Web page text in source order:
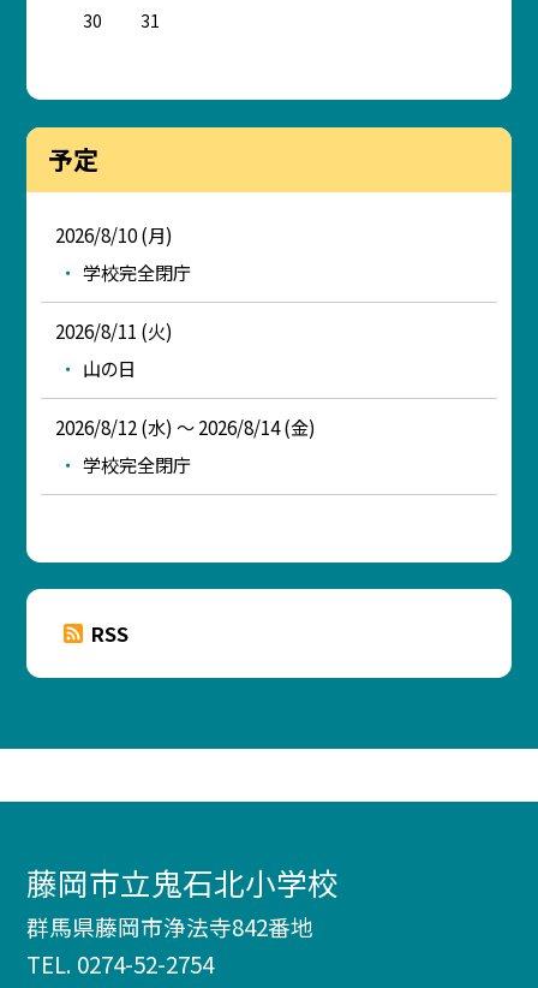
30
31
予定
2026/8/10 (月)
学校完全閉庁
2026/8/11 (火)
山の日
2026/8/12 (水) ～ 2026/8/14 (金)
学校完全閉庁
RSS
藤岡市立鬼石北小学校
群馬県藤岡市浄法寺842番地
TEL. 0274-52-2754